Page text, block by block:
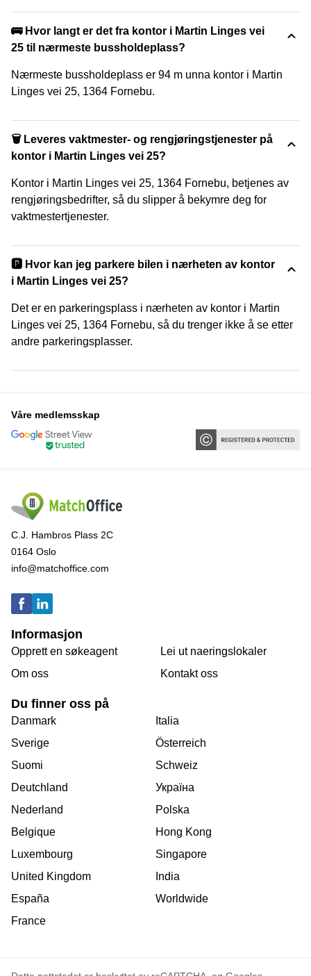
🚌 Hvor langt er det fra kontor i Martin Linges vei
25 til nærmeste bussholdeplass?
Nærmeste bussholdeplass er 94 m unna kontor i Martin
Linges vei 25, 1364 Fornebu.
🗑 Leveres vaktmester- og rengjøringstjenester på
kontor i Martin Linges vei 25?
Kontor i Martin Linges vei 25, 1364 Fornebu, betjenes av
rengjøringsbedrifter, så du slipper å bekymre deg for
vaktmestertjenester.
🅿️ Hvor kan jeg parkere bilen i nærheten av kontor
i Martin Linges vei 25?
Det er en parkeringsplass i nærheten av kontor i Martin
Linges vei 25, 1364 Fornebu, så du trenger ikke å se etter
andre parkeringsplasser.
Våre medlemsskap
C.J. Hambros Plass 2C
0164 Oslo
info@matchoffice.com
Informasjon
Opprett en søkeagent
Om oss
Lei ut naeringslokaler
Kontakt oss
Du finner oss på
Danmark
Sverige
Suomi
Deutchland
Nederland
Belgique
Luxembourg
United Kingdom
España
France
Italia
Österreich
Schweiz
Україна
Polska
Hong Kong
Singapore
India
Worldwide